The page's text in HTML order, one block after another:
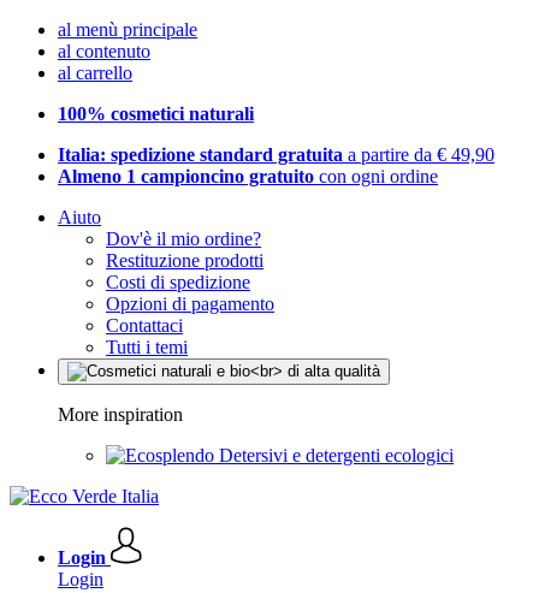
al menù principale
al contenuto
al carrello
100% cosmetici naturali
Italia: spedizione standard gratuita a partire da € 49,90
Almeno 1 campioncino gratuito con ogni ordine
Aiuto
Dov'è il mio ordine?
Restituzione prodotti
Costi di spedizione
Opzioni di pagamento
Contattaci
Tutti i temi
More inspiration
Detersivi e detergenti ecologici
Login
Login